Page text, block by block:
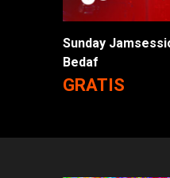
Sunday
Bedaf
GRATIS